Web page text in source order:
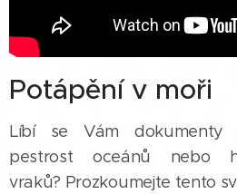
Potápění v moři
Líbí se Vám dokumenty
pestrost oceánů nebo
vraků? Prozkoumejte tento